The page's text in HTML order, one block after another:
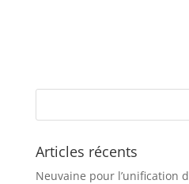
Articles récents
Neuvaine pour l’unification